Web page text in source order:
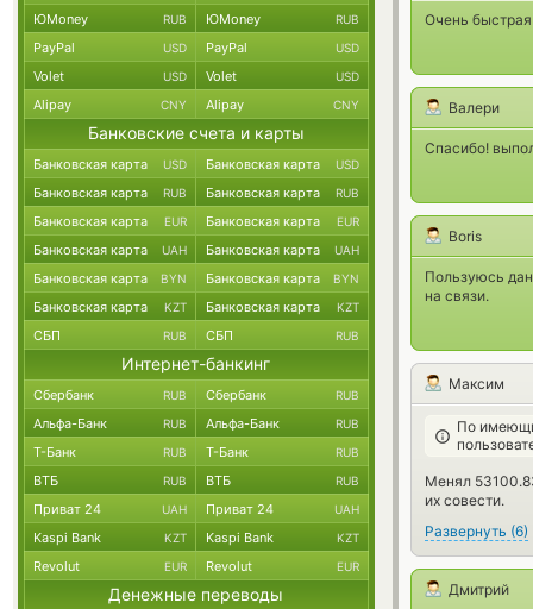
Очень
Валери
Спасибо!
Boris
Пользуюсь
на связи.
Максим
По
Менял
их совести.
Развернуть (6)
Дмитрий
ЮMoney RUB ЮMoney RUB
PayPal USD PayPal USD
Volet USD Volet USD
Alipay CNY Alipay CNY
Банковские счета и карты
Банковская карта USD Банковская карта USD
Банковская карта RUB Банковская карта RUB
Банковская карта EUR Банковская карта EUR
Банковская карта UAH Банковская карта UAH
Банковская карта BYN Банковская карта BYN
Банковская карта KZT Банковская карта KZT
СБП RUB СБП RUB
Интернет-банкинг
Сбербанк RUB Сбербанк RUB
Альфа-Банк RUB Альфа-Банк RUB
Т-Банк RUB Т-Банк RUB
ВТБ RUB ВТБ RUB
Приват 24 UAH Приват 24 UAH
Kaspi Bank KZT Kaspi Bank KZT
Revolut EUR Revolut EUR
Денежные переводы